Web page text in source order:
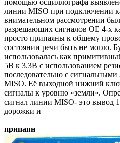
линии MISO при подключении
внимательном рассмотрении
разрешающих сигналов ОЕ 4-х
просто припаяны к общему
состоянии речи быть не могло.
использовалась как
5В к 3.3В с использованием
последовательно с
MISO. Её выходной нижний
сигналы к уровню «земли».
сигнал линии MISO- это вывод
дорожки и
припаян